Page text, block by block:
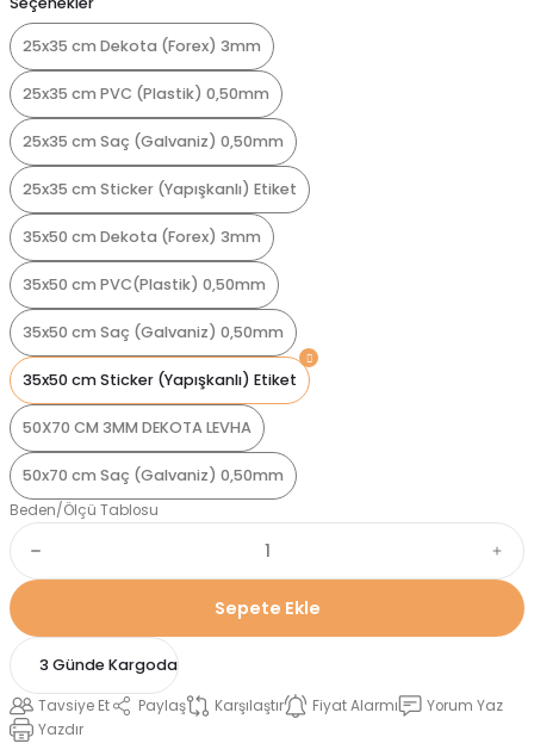
25x35 cm Dekota (Forex) 3mm
25x35 cm PVC (Plastik) 0,50mm
25x35 cm Saç (Galvaniz) 0,50mm
25x35 cm Sticker (Yapışkanlı) Etiket
35x50 cm Dekota (Forex) 3mm
35x50 cm PVC(Plastik) 0,50mm
35x50 cm Saç (Galvaniz) 0,50mm
35x50 cm Sticker (Yapışkanlı) Etiket
50X70 CM 3MM DEKOTA LEVHA
50x70 cm Saç (Galvaniz) 0,50mm
Beden/Ölçü Tablosu
Sepete Ekle
3 Günde Kargoda
Tavsiye Et Paylaş Karşılaştır Fiyat Alarmı
Yorum Yaz
Yazdır